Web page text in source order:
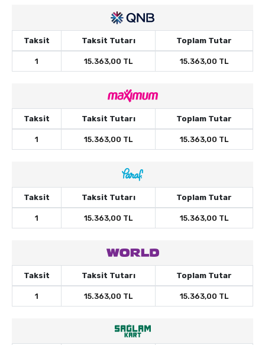
Taksit Taksit Tutarı Toplam Tutar
1 15.363,00 TL 15.363,00 TL
Taksit Taksit Tutarı Toplam Tutar
1 15.363,00 TL 15.363,00 TL
Taksit Taksit Tutarı Toplam Tutar
1 15.363,00 TL 15.363,00 TL
Taksit Taksit Tutarı Toplam Tutar
1 15.363,00 TL 15.363,00 TL